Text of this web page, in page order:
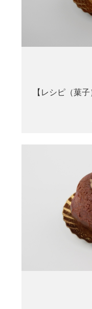
【レシピ（菓